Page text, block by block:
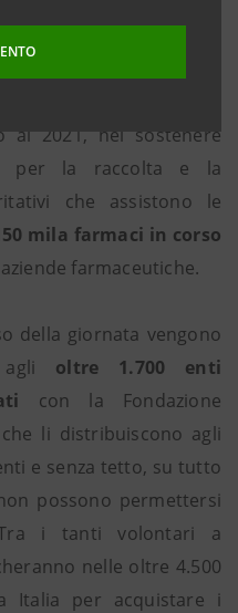
al 2021, nel sostenere
per la raccolta e la
che assistono le
mila farmaci in corso
farmaceutiche.
della giornata vengono
agli oltre 1.700 enti
con la Fondazione
li distribuiscono agli
e senza tetto, su tutto
possono permettersi
Tra i tanti volontari a
nelle oltre 4.500
Italia per acquistare i